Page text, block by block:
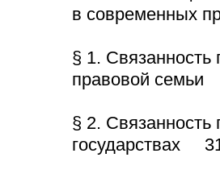
в современных
§ 1. Связанность
правовой
§ 2. Связанность
государствах